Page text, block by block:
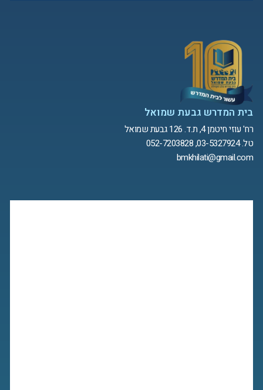
בית המדרש גבעת שמואל
רח' עוזי חיטמן 4, ת.ד. 126 גבעת שמואל
טל. 03-5327924, 052-7203828
bmkhilati@gmail.com